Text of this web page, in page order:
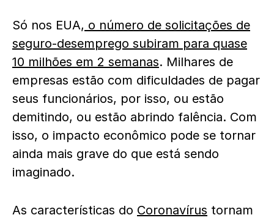
Só nos EUA, o número de solicitações de
seguro-desemprego subiram para quase
10 milhões em 2 semanas. Milhares de
empresas estão com dificuldades de pagar
seus funcionários, por isso, ou estão
demitindo, ou estão abrindo falência. Com
isso, o impacto econômico pode se tornar
ainda mais grave do que está sendo
imaginado.
As características do Coronavírus tornam